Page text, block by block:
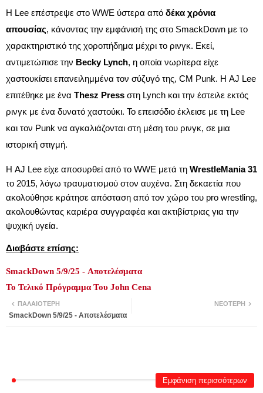
Η Lee επέστρεψε στο WWE ύστερα από δέκα χρόνια
απουσίας, κάνοντας την εμφάνισή της στο SmackDown με το
χαρακτηριστικό της χοροπήδημα μέχρι το ρινγκ. Εκεί,
αντιμετώπισε την Becky Lynch, η οποία νωρίτερα είχε
χαστουκίσει επανειλημμένα τον σύζυγό της, CM Punk. Η AJ Lee
επιτέθηκε με ένα Thesz Press στη Lynch και την έστειλε εκτός
ρινγκ με ένα δυνατό χαστούκι. Το επεισόδιο έκλεισε με τη Lee
και τον Punk να αγκαλιάζονται στη μέση του ρινγκ, σε μια
ιστορική στιγμή.
Η AJ Lee είχε αποσυρθεί από το WWE μετά τη WrestleMania 31
το 2015, λόγω τραυματισμού στον αυχένα. Στη δεκαετία που
ακολούθησε κράτησε απόσταση από τον χώρο του pro wrestling,
ακολουθώντας καριέρα συγγραφέα και ακτιβίστριας για την
ψυχική υγεία.
Διαβάστε επίσης:
SmackDown 5/9/25 - Αποτελέσματα
Το Τελικό Πρόγραμμα Του John Cena
ΝΕΌΤΕΡΗ
ΠΑΛΑΙΌΤΕΡΗ
SmackDown 5/9/25 - Αποτελέσματα
Εμφάνιση περισσότερων